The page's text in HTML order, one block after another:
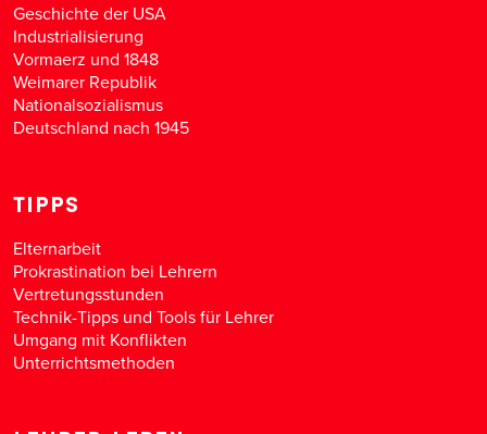
Geschichte der USA
Industrialisierung
Vormaerz und 1848
Weimarer Republik
Nationalsozialismus
Deutschland nach 1945
TIPPS
Elternarbeit
Prokrastination bei Lehrern
Vertretungsstunden
Technik-Tipps und Tools für Lehrer
Umgang mit Konflikten
Unterrichtsmethoden